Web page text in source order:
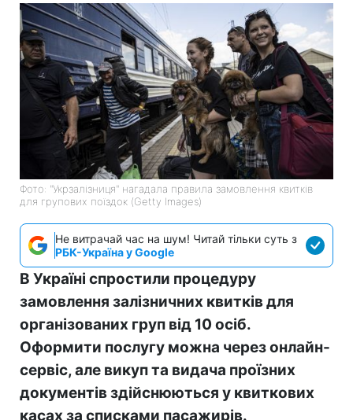
Фото: "Укрзалізниця" нагадала правила замовлення квитків
для групових поїздок (Getty Images)
Не витрачай час на шум! Читай тільки суть з
РБК-Україна у Google
В Україні спростили процедуру
замовлення залізничних квитків для
організованих груп від 10 осіб.
Оформити послугу можна через онлайн-
сервіс, але викуп та видача проїзних
документів здійснюються у квиткових
касах за списками пасажирів.